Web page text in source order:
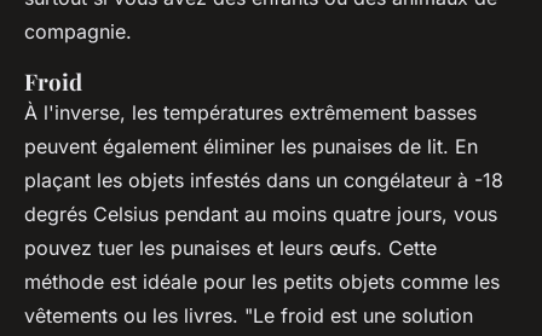
compagnie.
Froid
À l'inverse, les températures extrêmement basses
peuvent également éliminer les punaises de lit. En
plaçant les objets infestés dans un congélateur à -18
degrés Celsius pendant au moins quatre jours, vous
pouvez tuer les punaises et leurs œufs. Cette
méthode est idéale pour les petits objets comme les
vêtements ou les livres. "Le froid est une solution